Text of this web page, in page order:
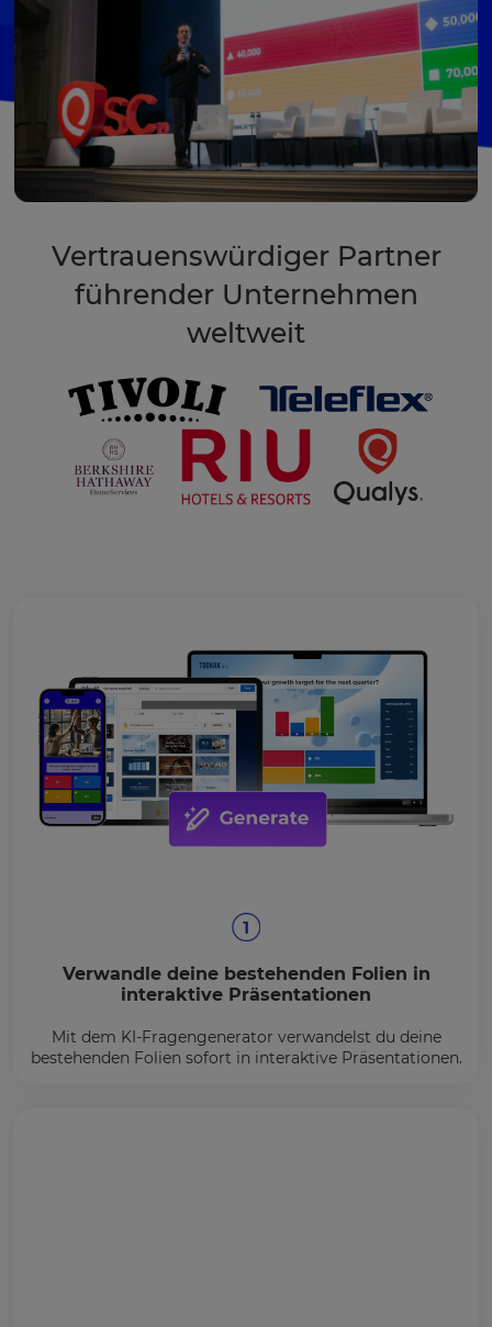
Vertrauenswürdiger Partner
führender Unternehmen
weltweit
Verwandle deine bestehenden Folien in
interaktive Präsentationen
Mit dem KI-Fragengenerator verwandelst du deine
bestehenden Folien sofort in interaktive Präsentationen.